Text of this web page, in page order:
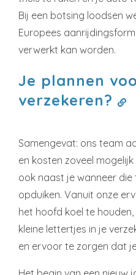
Bij een botsing loodsen
Europees
verwerkt kan worden.
Je plannen
verzekeren?
Samengevat: ons team
en kosten zoveel
ook naast je wanneer
opduiken. Vanuit onze
het hoofd koel te
kleine lettertjes in je
en ervoor te zorgen dat